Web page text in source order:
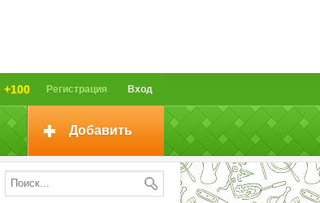
Вход
Регистрация
+100
Добавить